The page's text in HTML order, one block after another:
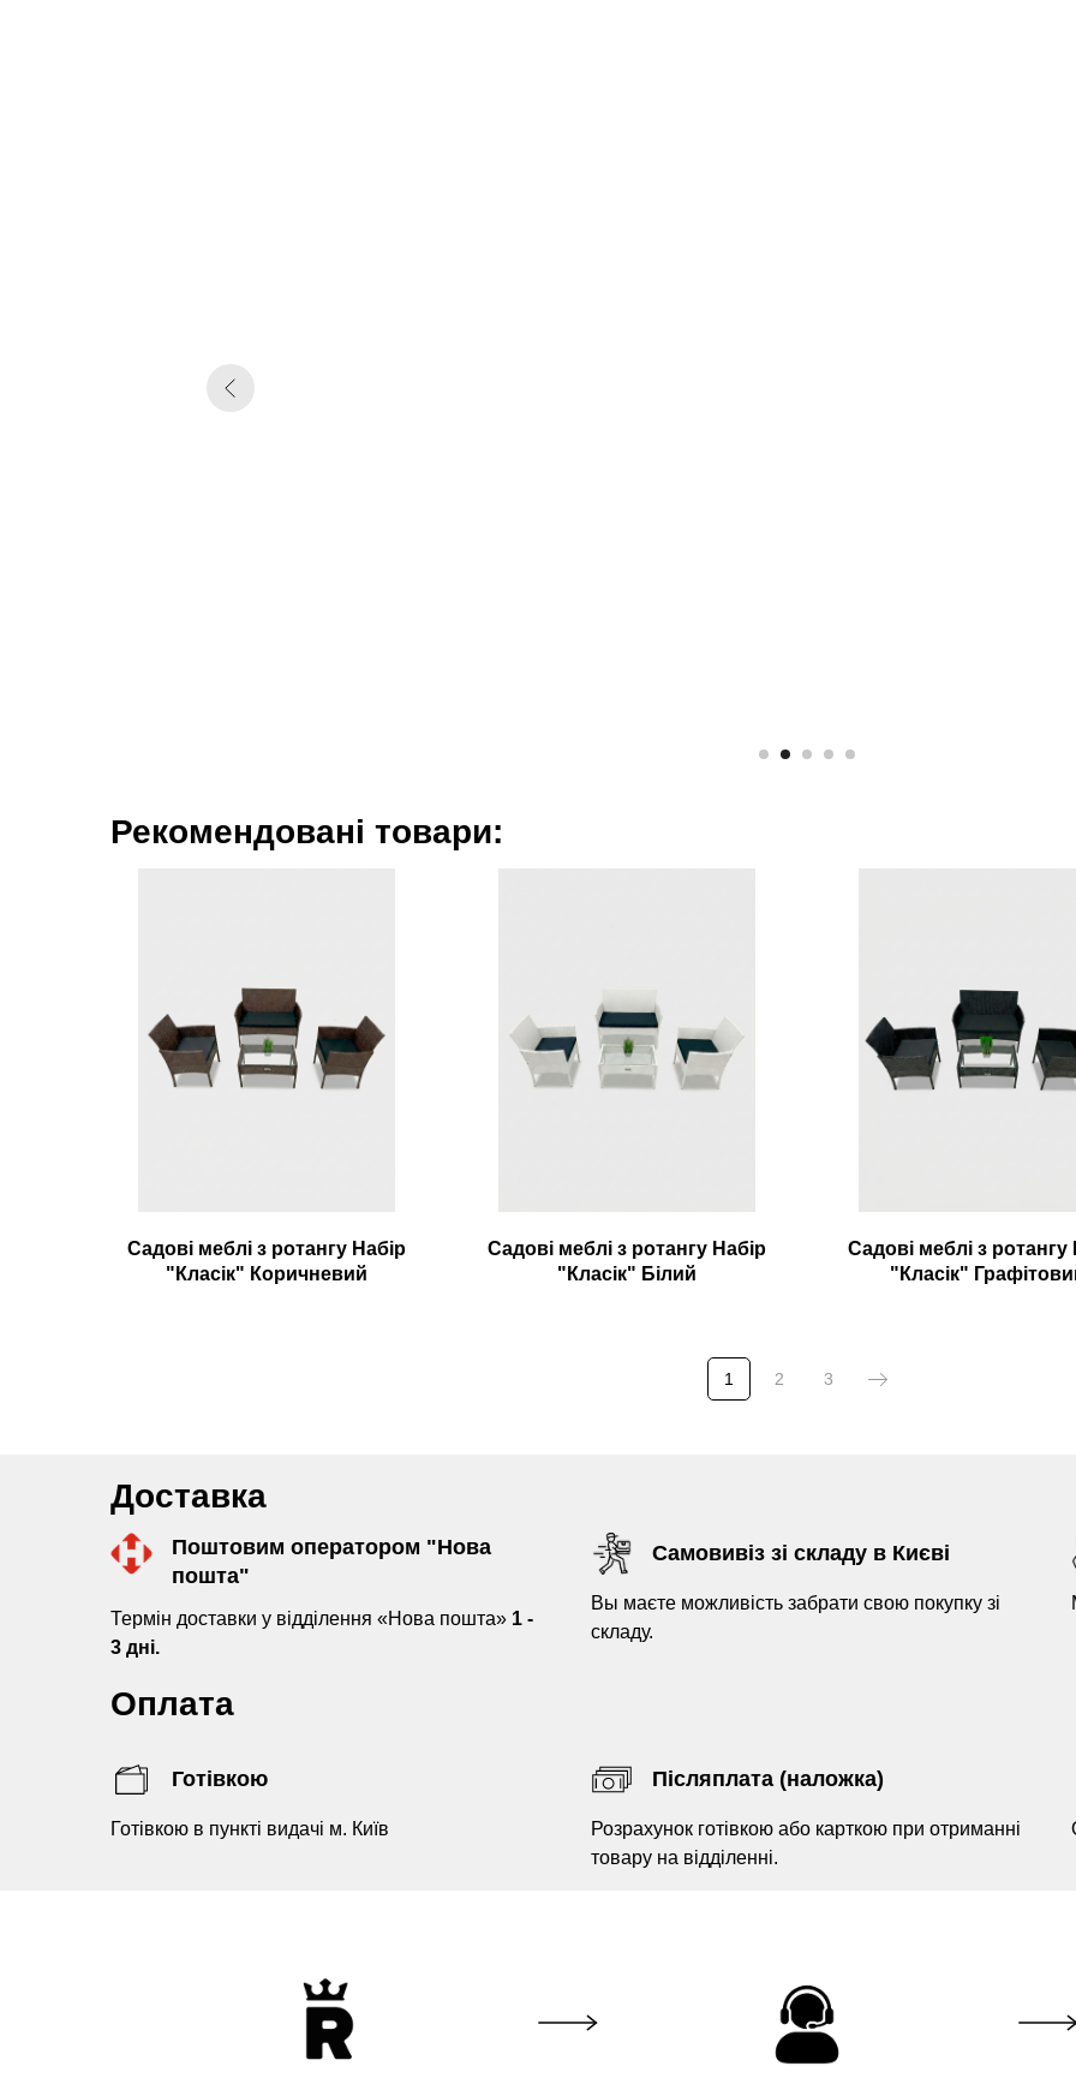
Рекомендовані товари:
Садові меблі з ротангу Набір
"Класік" Коричневий
Садові меблі з ротангу Набір
"Класік" Білий
Садові меблі з ротангу
"Класік"
1 2 3
Доставка
Поштовим оператором "Нова
пошта"
Термін доставки у відділення «Нова пошта» 1 -
3 дні.
Самовивіз зі складу в Києві
Вы маєте можливість забрати свою покупку зі
складу.
Оплата
Готівкою
Готівкою в пункті видачі м. Київ
Післяплата (наложка)
Розрахунок готівкою або карткою при отриманні
товару на відділенні.